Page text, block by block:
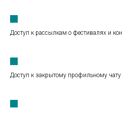
Доступ к рассылкам о фестивалях и
Доступ к закрытому профильному